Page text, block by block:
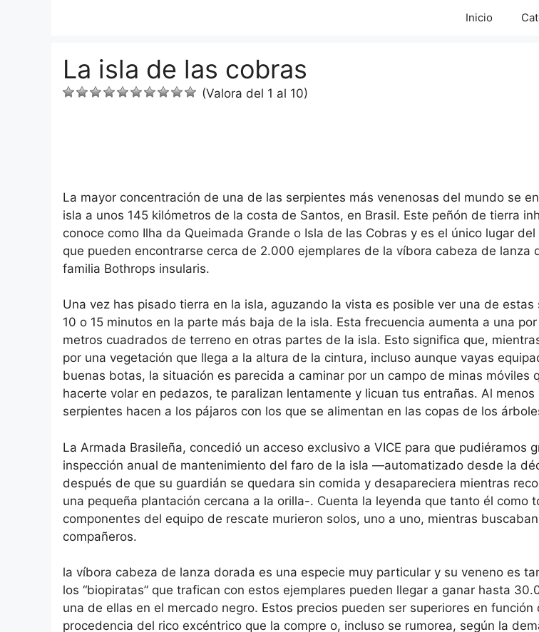
Inicio
La isla de las cobras
(Valora del 1 al 10)
La mayor concentración de una de las serpientes más venenosas del mundo se
isla a unos 145 kilómetros de la costa de Santos, en Brasil. Este peñón de tierra
conoce como Ilha da Queimada Grande o Isla de las Cobras y es el único lugar
que pueden encontrarse cerca de 2.000 ejemplares de la víbora cabeza de lanza
familia Bothrops insularis.
Una vez has pisado tierra en la isla, aguzando la vista es posible ver una de estas
10 o 15 minutos en la parte más baja de la isla. Esta frecuencia aumenta a una
metros cuadrados de terreno en otras partes de la isla. Esto significa que,
por una vegetación que llega a la altura de la cintura, incluso aunque vayas
buenas botas, la situación es parecida a caminar por un campo de minas móviles
hacerte volar en pedazos, te paralizan lentamente y licuan tus entrañas. Al menos
serpientes hacen a los pájaros con los que se alimentan en las copas de los
La Armada Brasileña, concedió un acceso exclusivo a VICE para que pudiéramos
inspección anual de mantenimiento del faro de la isla —automatizado desde la
después de que su guardián se quedara sin comida y desapareciera mientras
una pequeña plantación cercana a la orilla-. Cuenta la leyenda que tanto él como
componentes del equipo de rescate murieron solos, uno a uno, mientras
compañeros.
la víbora cabeza de lanza dorada es una especie muy particular y su veneno es
los “biopiratas” que trafican con estos ejemplares pueden llegar a ganar hasta
una de ellas en el mercado negro. Estos precios pueden ser superiores en función
procedencia del rico excéntrico que la compre o, incluso se rumorea, según la